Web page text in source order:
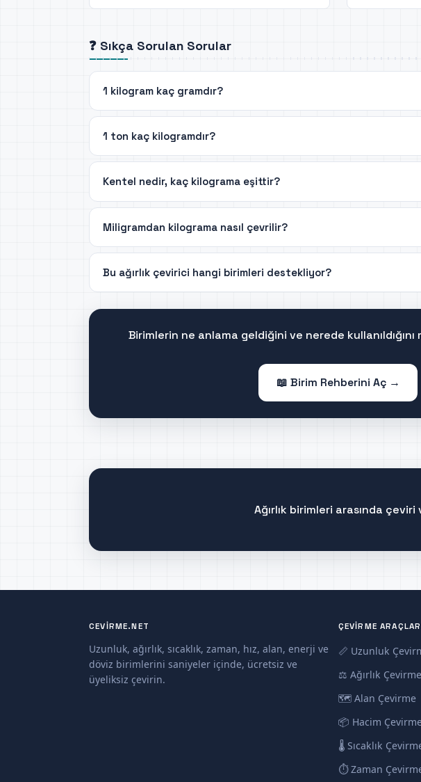
❓ Sıkça Sorulan Sorular
1 kilogram kaç gramdır?
1 ton kaç kilogramdır?
Kentel nedir, kaç kilograma eşittir?
Miligramdan kilograma nasıl çevrilir?
Bu ağırlık çevirici hangi birimleri destekliyor?
Birimlerin ne anlama geldiğini ve nerede
📖 Birim Rehberini Aç →
Ağırlık birimleri arasında
CEVIRME.NET
Uzunluk, ağırlık, sıcaklık, zaman, hız, alan, enerji ve
döviz birimlerini saniyeler içinde, ücretsiz ve
üyeliksiz çevirin.
ÇEVIRME
📏 Uzunluk
⚖️ Ağırlık Çevirme
🗺️ Alan Çevirme
📦 Hacim
🌡️ Sıcaklık
⏱️ Zaman